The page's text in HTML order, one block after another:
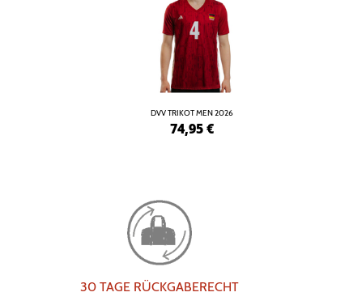
DVV TRIKOT MEN 2026
74,95€
30 TAGE RÜCKGABERECHT